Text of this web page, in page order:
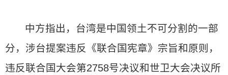
中方指出，台湾是中国领土不可分割的一部
分，涉台提案违反《联合国宪章》宗旨和原则，
违反联合国大会第2758号决议和世卫大会决议所